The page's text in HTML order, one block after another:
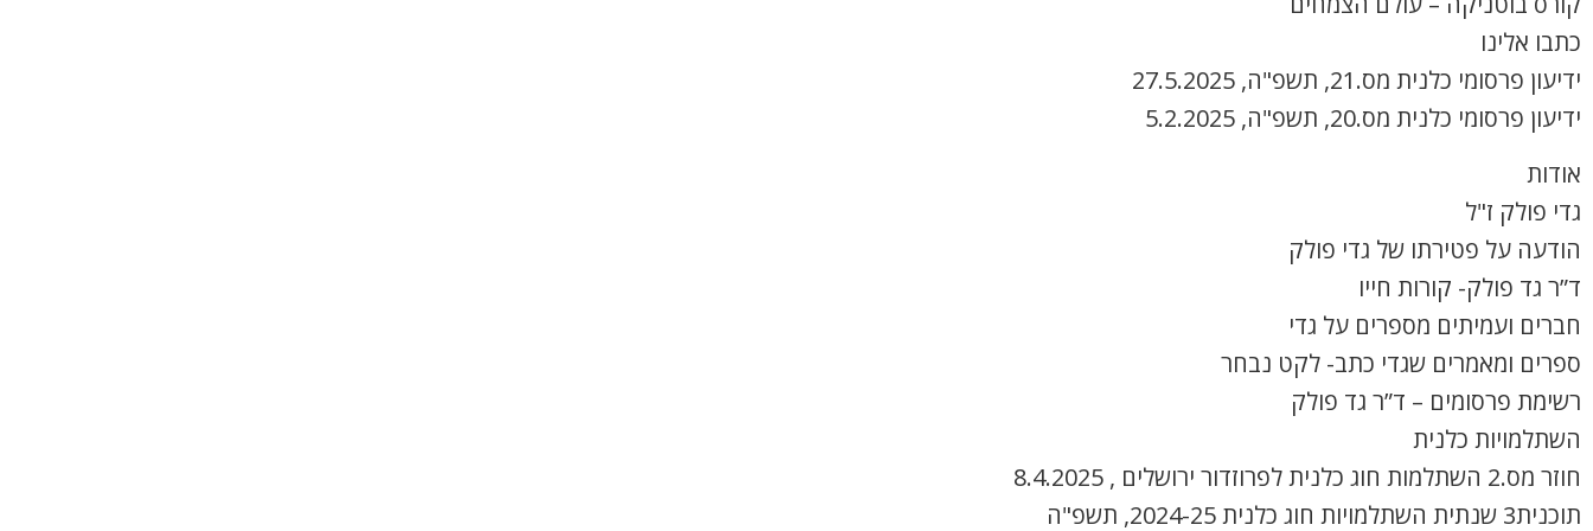
כתבו אלינו
ידיעון פרסומי כלנית מס.21, תשפ"ה, 27.5.2025
ידיעון פרסומי כלנית מס.20, תשפ"ה, 5.2.2025
אודות
גדי פולק ז"ל
הודעה על פטירתו של גדי פולק
ד”ר גד פולק- קורות חייו
חברים ועמיתים מספרים על גדי
ספרים ומאמרים שגדי כתב- לקט נבחר
רשימת פרסומים – ד”ר גד פולק
השתלמויות כלנית
חוזר מס.2 השתלמות חוג כלנית לפרוזדור ירושלים , 8.4.2025
תוכנית3 שנתית השתלמויות חוג כלנית 2024-25, תשפ"ה